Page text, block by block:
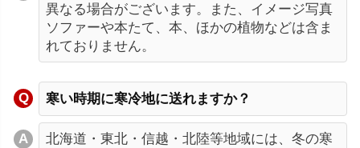
異なる場合がございます。また、イメージ写真
ソファーや本たて、本、ほかの植物などは含ま
れておりません。
寒い時期に寒冷地に送れますか？
北海道・東北・信越・北陸等地域には、冬の寒